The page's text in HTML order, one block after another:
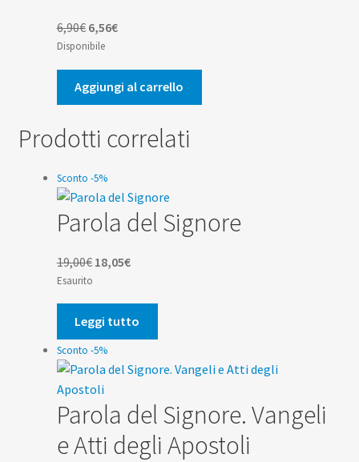
6,90€ Il
prezzo
originale
era:
6,90€.
6,56€Il
attuale
è:
6,56€.
Disponibile
Aggiungi al carrello
Prodotti correlati
Sconto -5%
Parola del Signore
19,00€ Il
originale
era:
19,00€.
18,05€Il
attuale
è:
18,05€.
Esaurito
Leggi tutto
Sconto -5%
Parola del Signore. Vangeli
e Atti degli Apostoli